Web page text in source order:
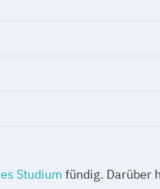
Studium fündig. Darüber